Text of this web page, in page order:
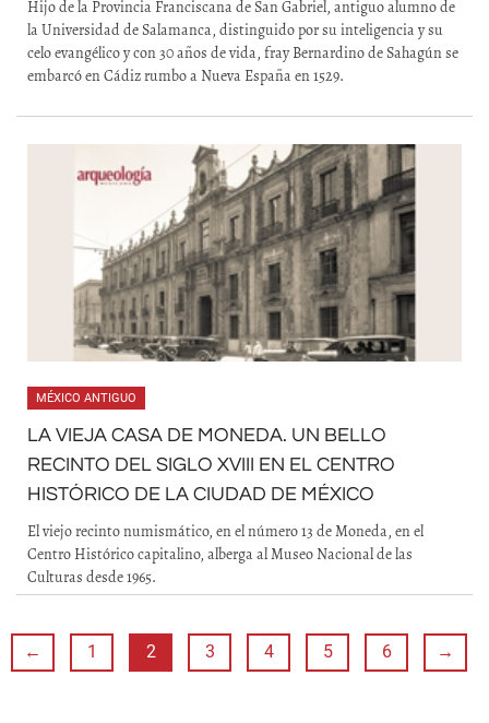
Hijo de la Provincia Franciscana de San Gabriel, antiguo alumno de
la Universidad de Salamanca, distinguido por su inteligencia y su
celo evangélico y con 30 años de vida, fray Bernardino de Sahagún se
embarcó en Cádiz rumbo a Nueva España en 1529.
MÉXICO ANTIGUO
LA VIEJA CASA DE MONEDA. UN BELLO
RECINTO DEL SIGLO XVIII EN EL CENTRO
HISTÓRICO DE LA CIUDAD DE MÉXICO
El viejo recinto numismático, en el número 13 de Moneda, en el
Centro Histórico capitalino, alberga al Museo Nacional de las
Culturas desde 1965.
← 1 2 3 4 5 6 →